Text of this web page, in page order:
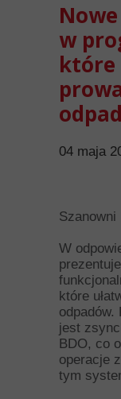
04 maja
w
które
Szanowni
W
które
jest
BDO, co
operacje
tym